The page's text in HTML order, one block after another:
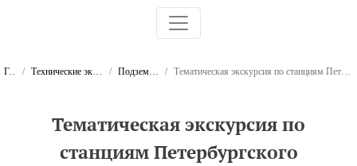
Главная Технические экскурсии для школьников и студентов Подземный транспорт и техника Тематическая экскурсия по станциям Петербургского метрополитена для школьников и студентов (экскурсия для класса)
Тематическая экскурсия по
станциям Петербургского